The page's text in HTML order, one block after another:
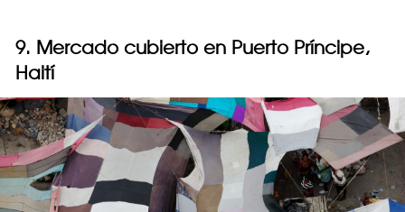
9. Mercado cubierto en Puerto Príncipe,
Haití